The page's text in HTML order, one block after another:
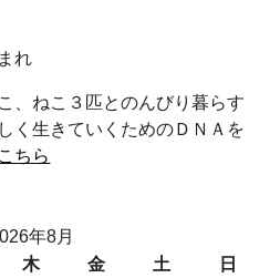
れ
、ねこ３匹とのんびり暮らす
く生きていくためのＤＮＡを
こちら
年8月
木 金 土
日